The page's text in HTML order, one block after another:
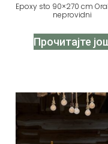
Epoxy sto 90×270 cm
neprovidni
Прочитајте